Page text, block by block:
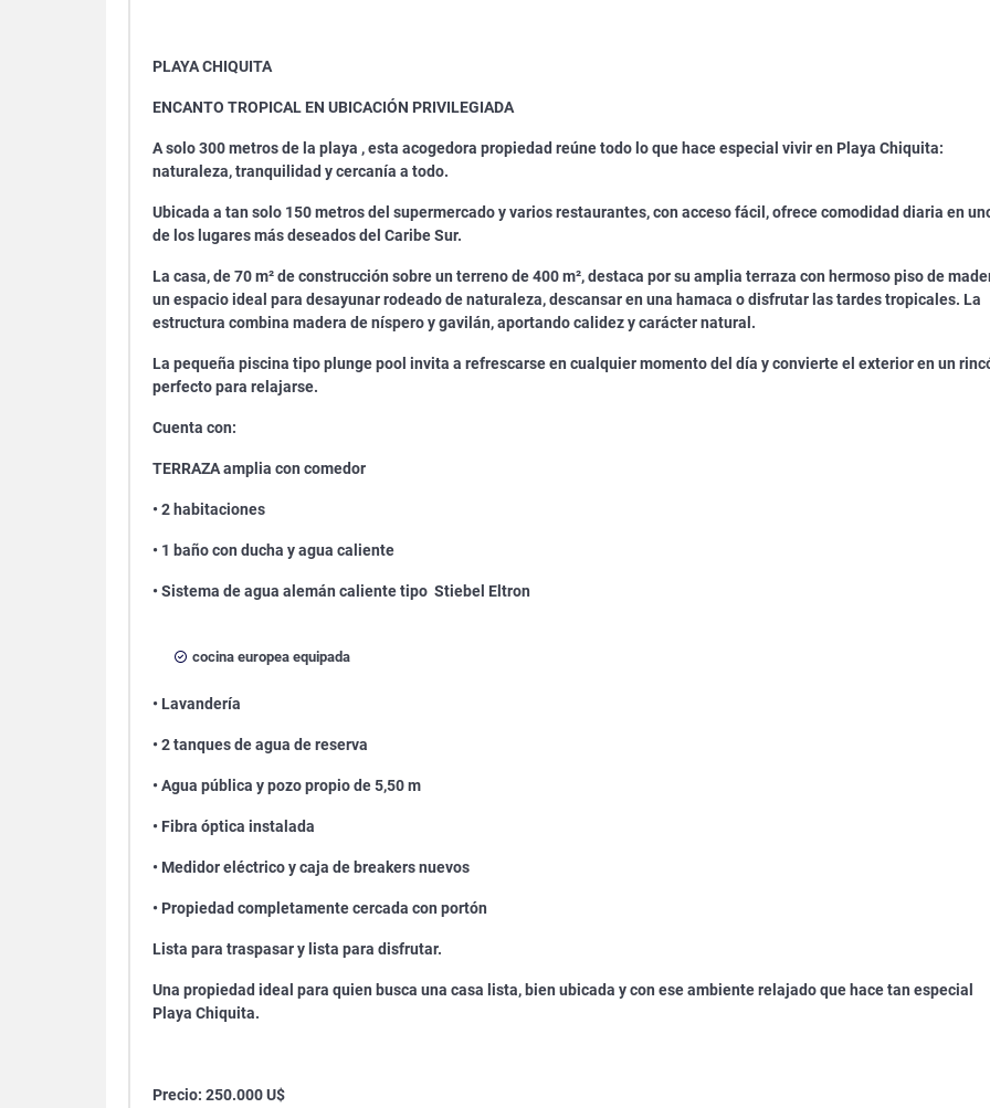
PLAYA CHIQUITA
ENCANTO TROPICAL EN UBICACIÓN PRIVILEGIADA
A solo 300 metros de la playa , esta acogedora propiedad reúne todo lo que hace especial vivir en Playa Chiquita:
naturaleza, tranquilidad y cercanía a todo.
Ubicada a tan solo 150 metros del supermercado y varios restaurantes, con acceso fácil, ofrece comodidad diaria en
de los lugares más deseados del Caribe Sur.
La casa, de 70 m² de construcción sobre un terreno de 400 m², destaca por su amplia terraza con hermoso piso de
un espacio ideal para desayunar rodeado de naturaleza, descansar en una hamaca o disfrutar las tardes tropicales. La
estructura combina madera de níspero y gavilán, aportando calidez y carácter natural.
La pequeña piscina tipo plunge pool invita a refrescarse en cualquier momento del día y convierte el exterior en un
perfecto para relajarse.
Cuenta con:
TERRAZA amplia con comedor
• 2 habitaciones
• 1 baño con ducha y agua caliente
• Sistema de agua alemán caliente tipo Stiebel Eltron
cocina europea equipada
• Lavandería
• 2 tanques de agua de reserva
• Agua pública y pozo propio de 5,50 m
• Fibra óptica instalada
• Medidor eléctrico y caja de breakers nuevos
• Propiedad completamente cercada con portón
Lista para traspasar y lista para disfrutar.
Una propiedad ideal para quien busca una casa lista, bien ubicada y con ese ambiente relajado que hace tan especial
Playa Chiquita.
Precio: 250.000 U$